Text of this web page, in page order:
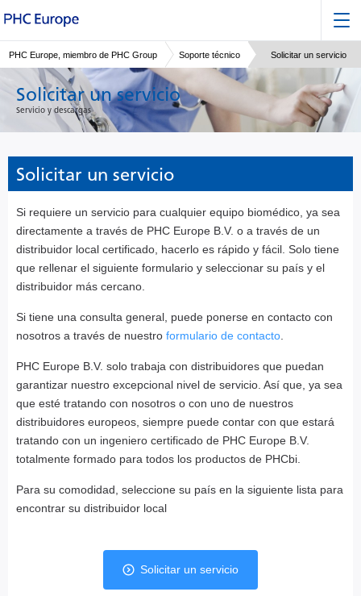
PHC Europe, miembro de PHC Group Soporte técnico Solicitar un servicio
Solicitar un servicio
Servicio y descargas
Solicitar un servicio
Si requiere un servicio para cualquier equipo biomédico, ya sea
directamente a través de PHC Europe B.V. o a través de un
distribuidor local certificado, hacerlo es rápido y fácil. Solo tiene
que rellenar el siguiente formulario y seleccionar su país y el
distribuidor más cercano.
Si tiene una consulta general, puede ponerse en contacto con
nosotros a través de nuestro formulario de contacto.
PHC Europe B.V. solo trabaja con distribuidores que puedan
garantizar nuestro excepcional nivel de servicio. Así que, ya sea
que esté tratando con nosotros o con uno de nuestros
distribuidores europeos, siempre puede contar con que estará
tratando con un ingeniero certificado de PHC Europe B.V.
totalmente formado para todos los productos de PHCbi.
Para su comodidad, seleccione su país en la siguiente lista para
encontrar su distribuidor local
Solicitar un servicio